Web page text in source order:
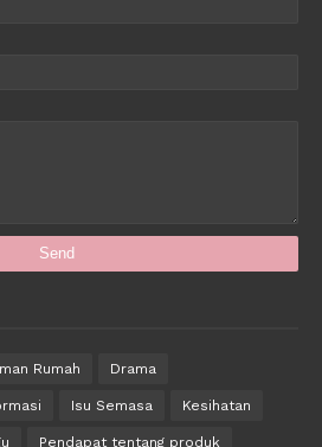
Rumah Drama
Isu Semasa Kesihatan
Pendapat tentang produk